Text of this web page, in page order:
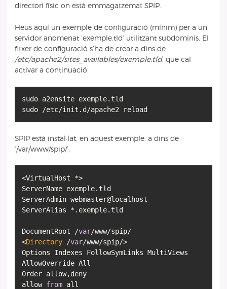
directori físic on està emmagatzemat SPIP.
Heus aquí un exemple de configuració (mínim) per a un
servidor anomenat ’exemple.tld’ utilitzant subdominis. El
fitxer de configuració s’ha de crear a dins de
/etc/apache2/sites_availables/exemple.tld, que cal
activar a continuació
sudo a2ensite exemple.tld
SPIP està instal·lat, en aquest exemple, a dins de
’/var/www/spip/’.
<VirtualHost *>
ServerName exemple.tld
ServerAdmin webmaster@localhost
ServerAlias *.exemple.tld
DocumentRoot /var/www/spip/
<Directory /var/www/spip/>
Options Indexes FollowSymLinks MultiViews
AllowOverride All
Order allow,deny
allow from all